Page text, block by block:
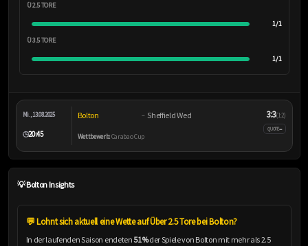
Ü 2.5 TORE
1/1
Ü 3.5 TORE
1/1
Mi., 13.08.2025
🕒20:45
Bolton – Sheffield Wed
Wettbewerb:Carabao Cup
3:3(1:2)
QUOTE–
💡 Bolton Insights
💬 Lohnt sich aktuell eine Wette auf Über 2.5 Tore bei Bolton?
In der laufenden Saison endeten51%der Spiele von Bolton mit mehr als 2.5